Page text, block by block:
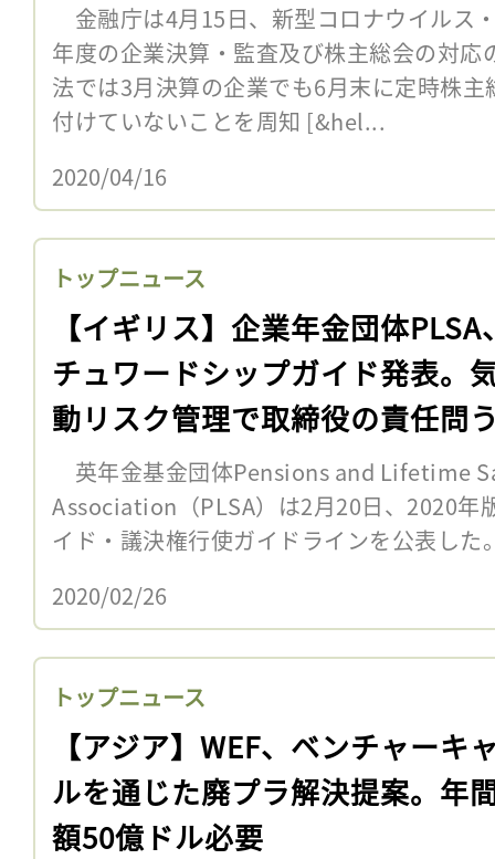
金融庁は4月15日、新型コロナウイルス
年度の企業決算・監査及び株主総会の対応
法では3月決算の企業でも6月末に定時株
付けていないことを周知 [&hel...
2020/04/16
トップニュース
【イギリス】企業年金団体PLSA
チュワードシップガイド発表。
動リスク管理で取締役の責任問
英年金基金団体Pensions and Lifetime
Association（PLSA）は2月20日、2020年
イド・議決権行使ガイドラインを公表し
2020/02/26
トップニュース
【アジア】WEF、ベンチャーキ
ルを通じた廃プラ解決提案。年
額50億ドル必要